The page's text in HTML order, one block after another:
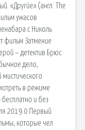
«Други́е» (англ. The
ужасов
с Николь
фильм Затмение
– детектив Брюс
дело,
в режиме
и без
2019 0 Первый
которые чел